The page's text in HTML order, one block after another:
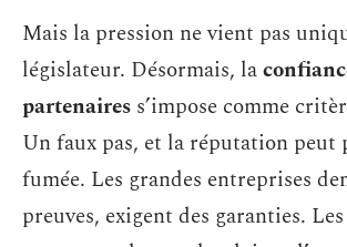
Mais la pression ne vient pas
législateur. Désormais, la
partenaires s’impose comme
Un faux pas, et la réputation peut
fumée. Les grandes entreprises
preuves, exigent des garanties.